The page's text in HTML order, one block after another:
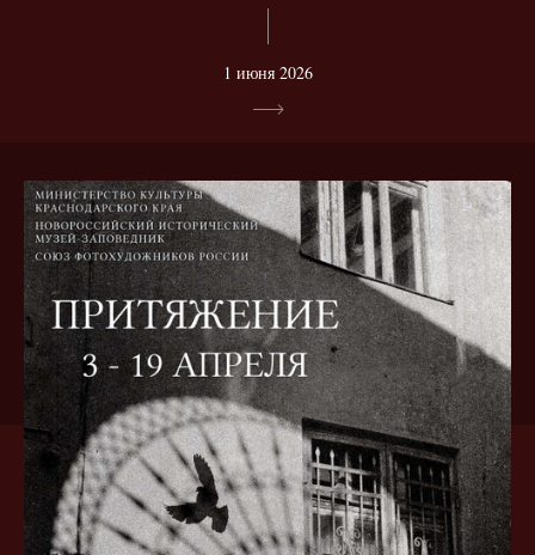
1 июня 2026